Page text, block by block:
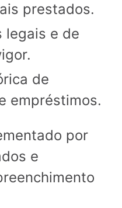
prestados.
legais e de
de
empréstimos.
por
e